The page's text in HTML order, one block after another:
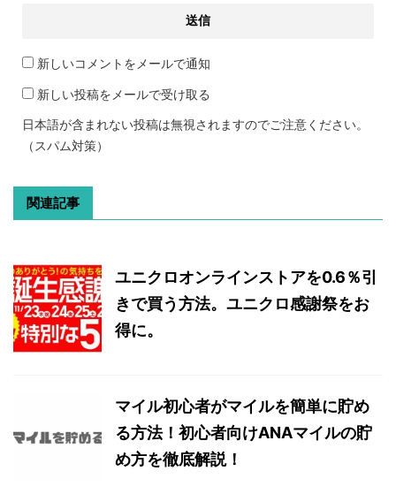
新しいコメントをメールで通知
新しい投稿をメールで受け取る
日本語が含まれない投稿は無視されますのでご注意ください。
（スパム対策）
関連記事
ユニクロオンラインストアを0.6％引
きで買う方法。ユニクロ感謝祭をお
得に。
マイル初心者がマイルを簡単に貯め
る方法！初心者向けANAマイルの貯
め方を徹底解説！